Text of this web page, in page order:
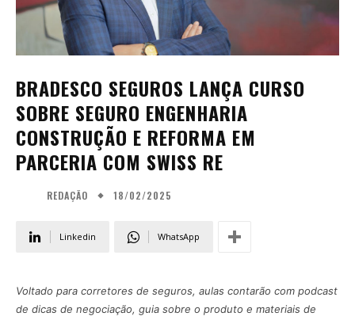
BRADESCO SEGUROS LANÇA CURSO
SOBRE SEGURO ENGENHARIA
CONSTRUÇÃO E REFORMA EM
PARCERIA COM SWISS RE
REDAÇÃO 18/02/2025
Linkedin WhatsApp
Voltado para corretores de seguros, aulas contarão com podcast
de dicas de negociação, guia sobre o produto e materiais de